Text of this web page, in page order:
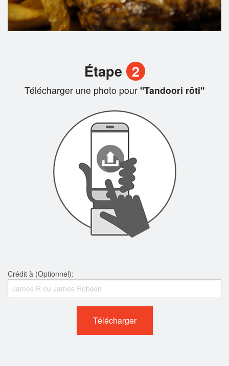
Étape 2
Télécharger une photo pour "Tandoori rôti"
Crédit à (Optionnel):
Télécharger